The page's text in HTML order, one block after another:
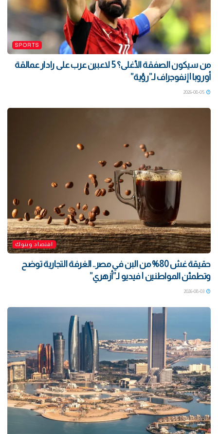
SPORTS
من سيكون الصفقة الأغلى؟ 5 لاعبين عرب على رادار عمالقة
أوروبا | إنفوجراف لـ”رؤية”
اقتصاد وبنوك
حقيقة غش 80% من البن في مصر.. الغرفة التجارية توضح
وتطمئن المواطنين | فيديو لـ”أزهري”